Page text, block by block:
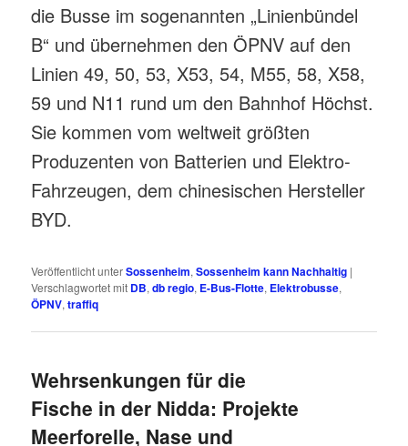
die Busse im sogenannten „Linienbündel
B“ und übernehmen den ÖPNV auf den
Linien 49, 50, 53, X53, 54, M55, 58, X58,
59 und N11 rund um den Bahnhof Höchst.
Sie kommen vom weltweit größten
Produzenten von Batterien und Elektro-
Fahrzeugen, dem chinesischen Hersteller
BYD.
Veröffentlicht unterSossenheim,Sossenheim kann Nachhaltig |
Verschlagwortet mit DB,db regio, E-Bus-Flotte, Elektrobusse,
ÖPNV,traffiq
Wehrsenkungen für die
Fische in der Nidda: Projekte
Meerforelle, Nase und